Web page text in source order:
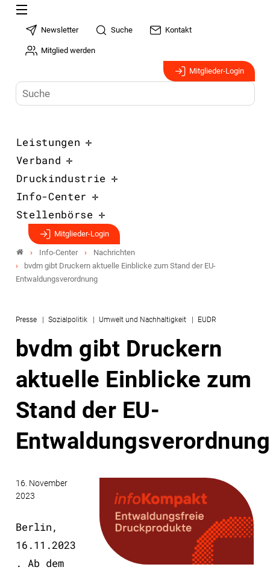
Newsletter Suche Kontakt
Mitglied werden
Mitglieder-Login
Leistungen
Verband
Druckindustrie
Info-Center
Stellenbörse
Mitglieder-Login
Info-Center
Nachrichten
bvdm gibt Druckern aktuelle Einblicke zum Stand der EU-
Entwaldungsverordnung
Presse Sozialpolitik Umwelt und Nachhaltigkeit EUDR
bvdm gibt Druckern
aktuelle Einblicke zum
Stand der EU-
Entwaldungsverordnung
16. November
2023
Berlin,
16.11.2023
. Ab dem